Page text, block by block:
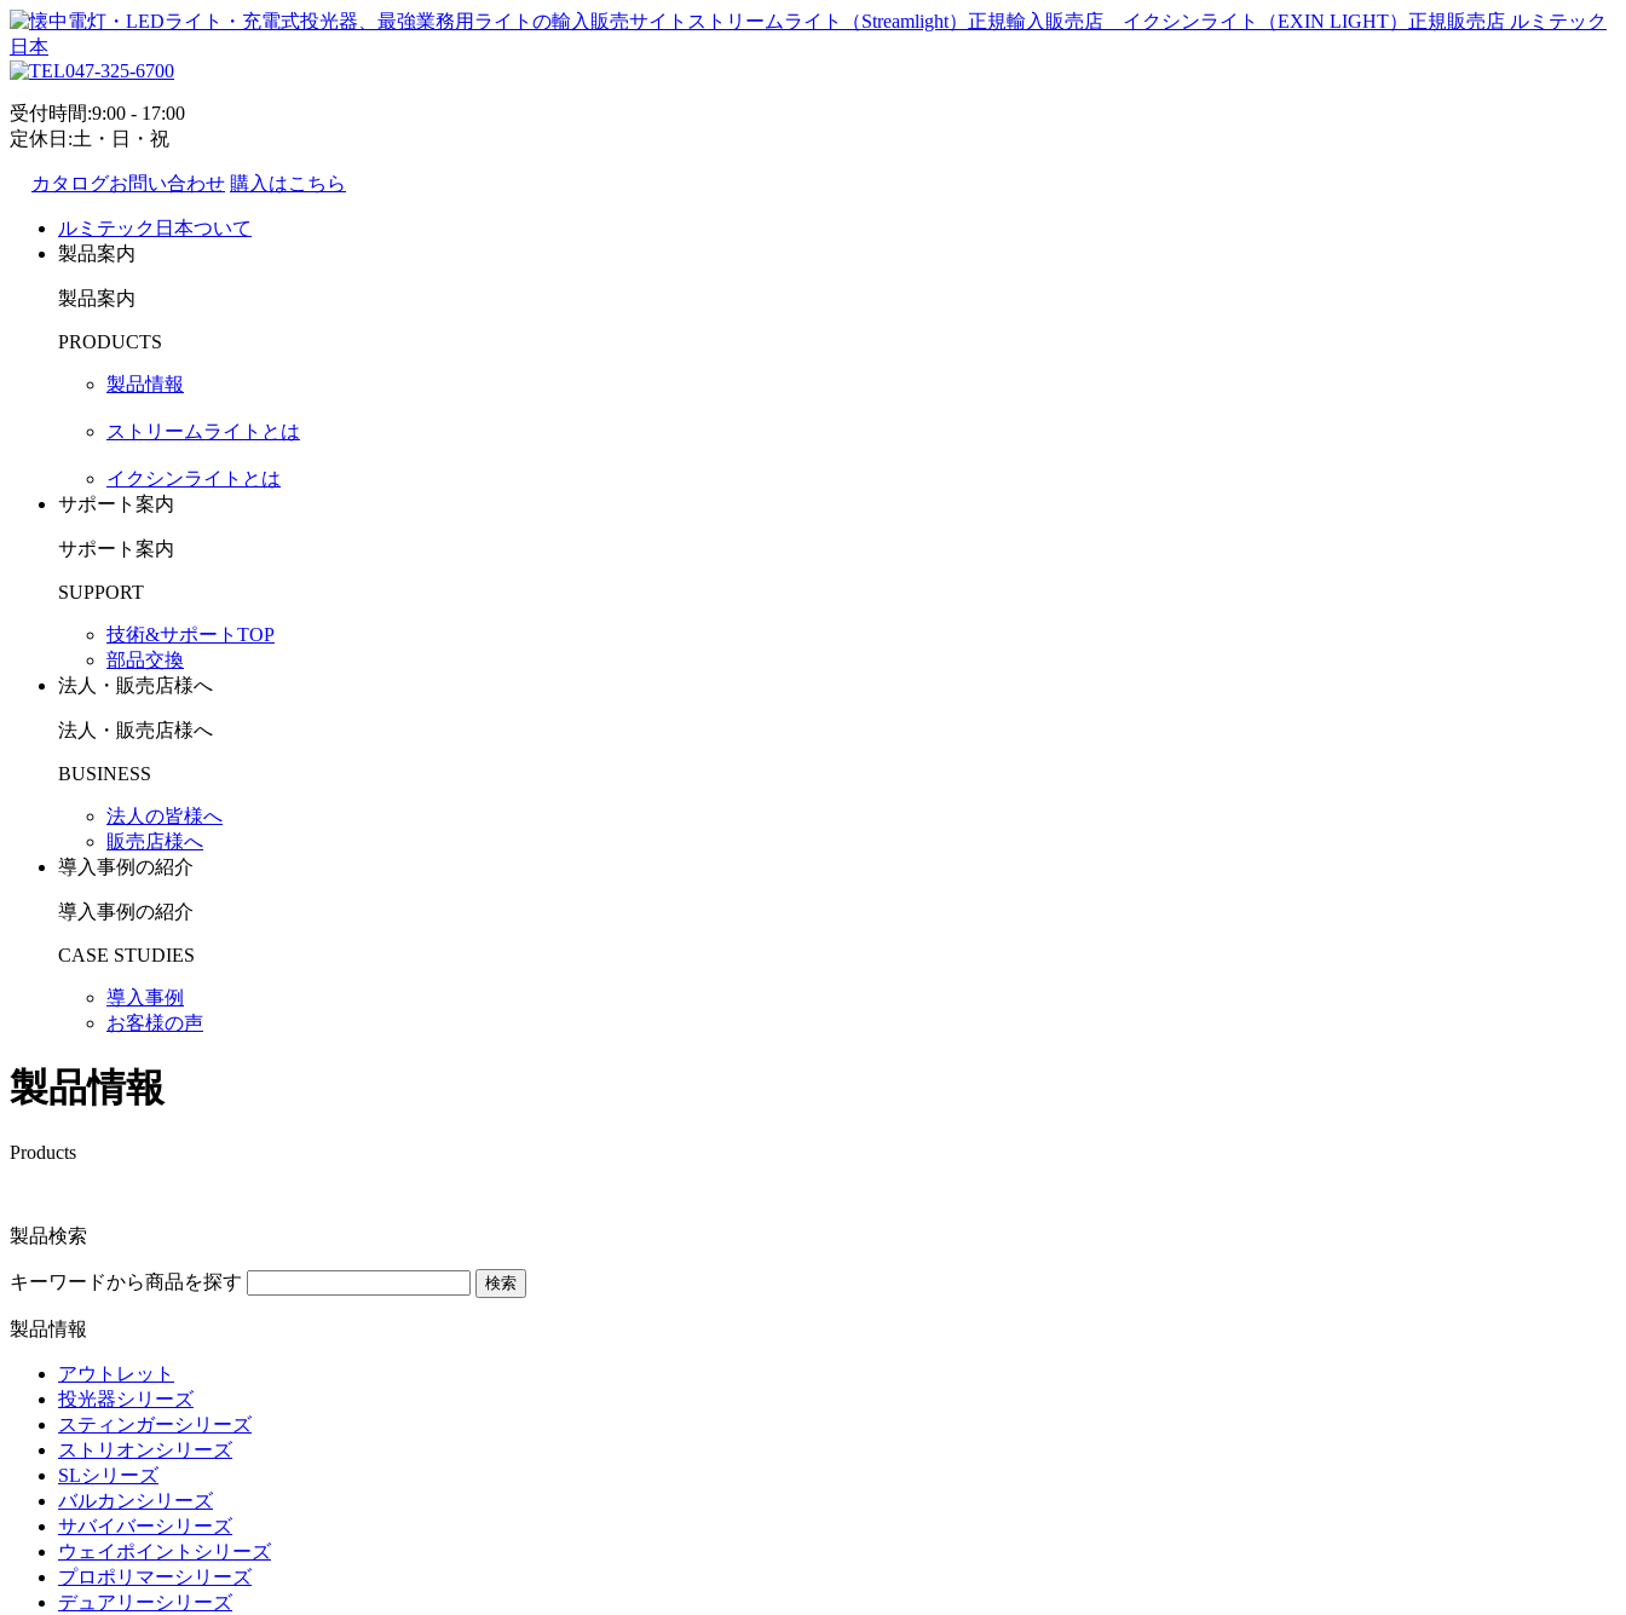
047-325-6700
受付時間:9:00 - 17:00
定休日:土・日・祝
カタログお問い合わせ 購入はこちら
ルミテック日本ついて
製品案内
製品案内
PRODUCTS
製品情報
ストリームライトとは
イクシンライトとは
サポート案内
サポート案内
SUPPORT
技術&サポートTOP
部品交換
法人・販売店様へ
法人・販売店様へ
BUSINESS
法人の皆様へ
販売店様へ
導入事例の紹介
導入事例の紹介
CASE STUDIES
導入事例
お客様の声
製品情報
Products
製品検索
キーワードから商品を探す 検索
製品情報
アウトレット
投光器シリーズ
スティンガーシリーズ
ストリオンシリーズ
SLシリーズ
バルカンシリーズ
サバイバーシリーズ
ウェイポイントシリーズ
プロポリマーシリーズ
デュアリーシリーズ